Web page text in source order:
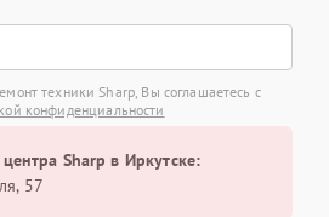
техники Sharp, Вы соглашаетесь с
конфиденциальности
Sharp в Иркутске:
57